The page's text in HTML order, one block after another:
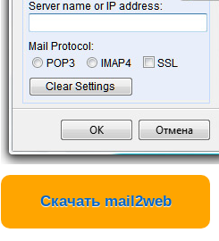
Скачать mail2web